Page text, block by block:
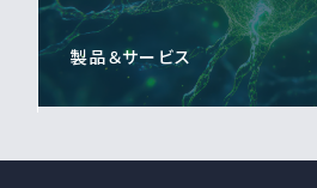
製品＆サービス